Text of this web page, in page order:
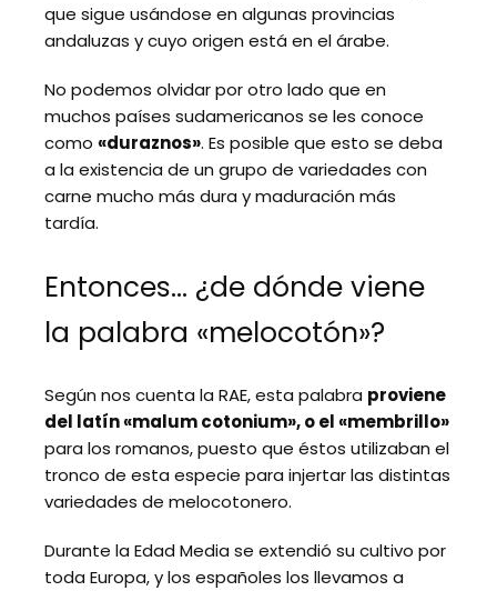
que sigue usándose en algunas provincias
andaluzas y cuyo origen está en el árabe.
No podemos olvidar por otro lado que en
muchos países sudamericanos se les conoce
como «duraznos». Es posible que esto se deba
a la existencia de un grupo de variedades con
carne mucho más dura y maduración más
tardía.
Entonces… ¿de dónde viene
la palabra «melocotón»?
Según nos cuenta la RAE, esta palabra proviene
del latín «malum cotonium», o el «membrillo»
para los romanos, puesto que éstos utilizaban el
tronco de esta especie para injertar las distintas
variedades de melocotonero.
Durante la Edad Media se extendió su cultivo por
toda Europa, y los españoles los llevamos a